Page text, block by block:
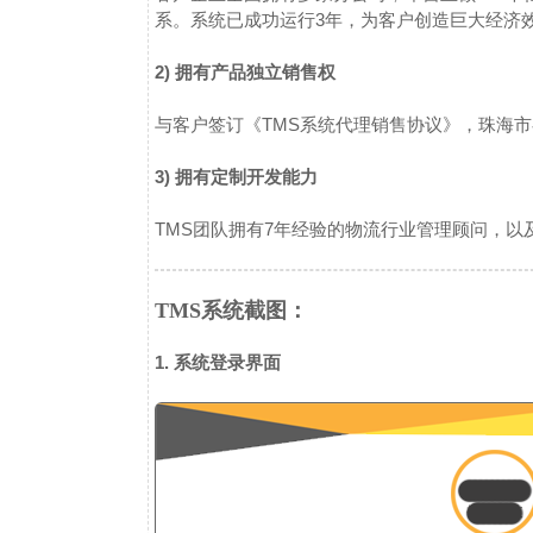
系。系统已成功运行3年，为客户创造巨大经济
2) 拥有产品独立销售权
与客户签订《TMS系统代理销售协议》，珠海
3) 拥有定制开发能力
TMS团队拥有7年经验的物流行业管理顾问，
TMS系统截图：
1. 系统登录界面